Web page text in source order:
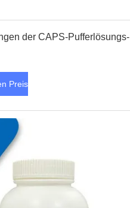
der CAPS-Pufferlösungs-
Preis